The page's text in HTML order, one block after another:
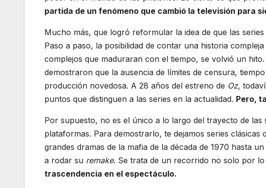
partida de un fenómeno que cambió la televisión para
Mucho más, que logró reformular la idea de que las
Paso a paso, la posibilidad de contar una historia
complejos que maduraran con el tiempo, se volvió un
demostraron que la ausencia de límites de censura,
producción novedosa. A 28 años del estreno de Oz,
puntos que distinguen a las series en la actualidad. Pero,
Por supuesto, no es el único a lo largo del trayecto de
plataformas. Para demostrarlo, te dejamos series clásicas
grandes dramas de la mafia de la década de 1970 hasta
a rodar su remake. Se trata de un recorrido no solo por lo
trascendencia en el espectáculo.